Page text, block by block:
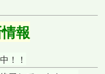
報
！！